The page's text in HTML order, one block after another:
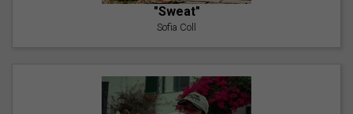
"Sweat"
Sofia Coll